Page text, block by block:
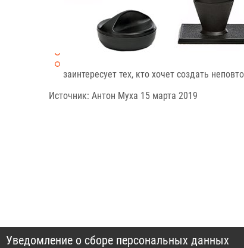
заинтересует тех, кто хочет создать
Источник: Антон Муха 15 марта 2019
Уведомление о сборе персональных данных